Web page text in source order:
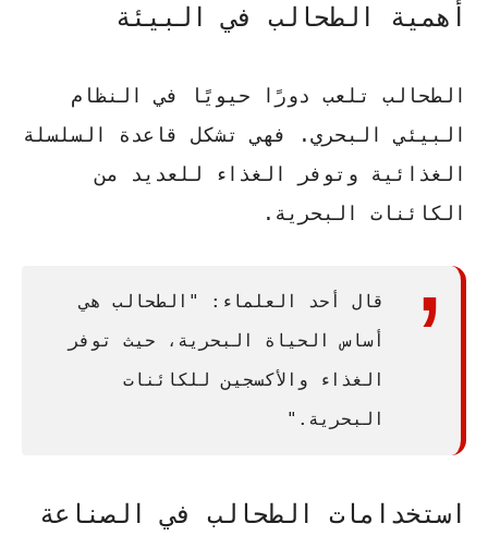
أهمية الطحالب في البيئة
الطحالب تلعب دورًا حيويًا في النظام
البيئي البحري. فهي تشكل قاعدة السلسلة
الغذائية وتوفر الغذاء للعديد من
الكائنات البحرية.
قال أحد العلماء: "الطحالب هي
أساس الحياة البحرية، حيث توفر
الغذاء والأكسجين للكائنات
البحرية."
استخدامات الطحالب في الصناعة